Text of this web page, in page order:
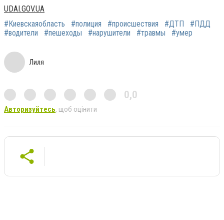
UDAI.GOV.UA
#Киевскаяобласть
#полиция #происшествия #ДТП
#ПДД
#водители
#пешеходы #нарушители #травмы #умер
Лиля
0,0
Авторизуйтесь, щоб оцінити